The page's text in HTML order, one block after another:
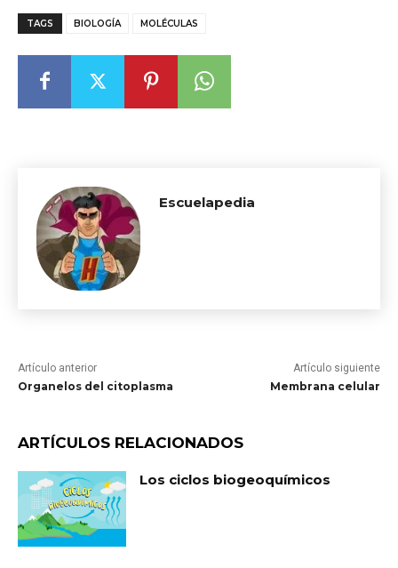
TAGS BIOLOGÍA MOLÉCULAS
Escuelapedia
Artículo anterior
Organelos del citoplasma
Artículo siguiente
Membrana celular
ARTÍCULOS RELACIONADOS
Los ciclos biogeoquímicos